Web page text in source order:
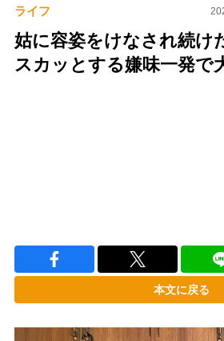
ライフ
姑に容姿をけなされ続
スカッとする嫌味一発で
本文に戻る